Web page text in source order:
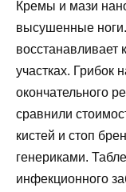
Кремы и мази
высушенные
участках. Грибок
окончательного
сравнили
кистей и стоп
генериками.
инфекционного